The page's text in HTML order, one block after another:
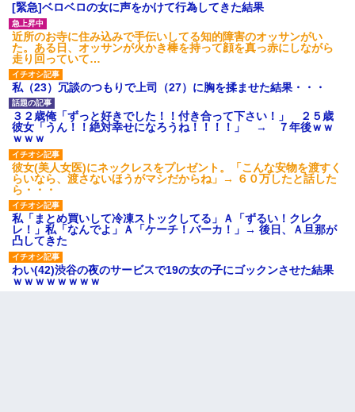
[緊急]ベロベロの女に声をかけて行為してきた結果
近所のお寺に住み込みで手伝いしてる知的障害のオッサンがい
た。ある日、オッサンが火かき棒を持って顔を真っ赤にしながら
走り回っていて…
私（23）冗談のつもりで上司（27）に胸を揉ませた結果・・・
３２歳俺「ずっと好きでした！！付き合って下さい！」 ２５歳
彼女「うん！！絶対幸せになろうね！！！！」 → ７年後ｗｗ
ｗｗｗ
彼女(美人女医)にネックレスをプレゼント。「こんな安物を渡すく
らいなら、渡さないほうがマシだからね」→ ６０万したと話した
ら・・・
私「まとめ買いして冷凍ストックしてる」Ａ「ずるい！クレク
レ！」私「なんでよ」Ａ「ケーチ！バーカ！」→ 後日、Ａ旦那が
凸してきた
わい(42)渋谷の夜のサービスで19の女の子にゴックンさせた結果
ｗｗｗｗｗｗｗｗ